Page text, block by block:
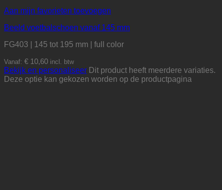
Aan mijn favorieten toevoegen
Beeld voetbalschoen vanaf 145 mm
FG403 | 145 tot 195 mm | full color
Vanaf: € 10,60 incl. btw
Bekijk en personaliseer Dit product heeft meerdere variaties.
Deze optie kan gekozen worden op de productpagina